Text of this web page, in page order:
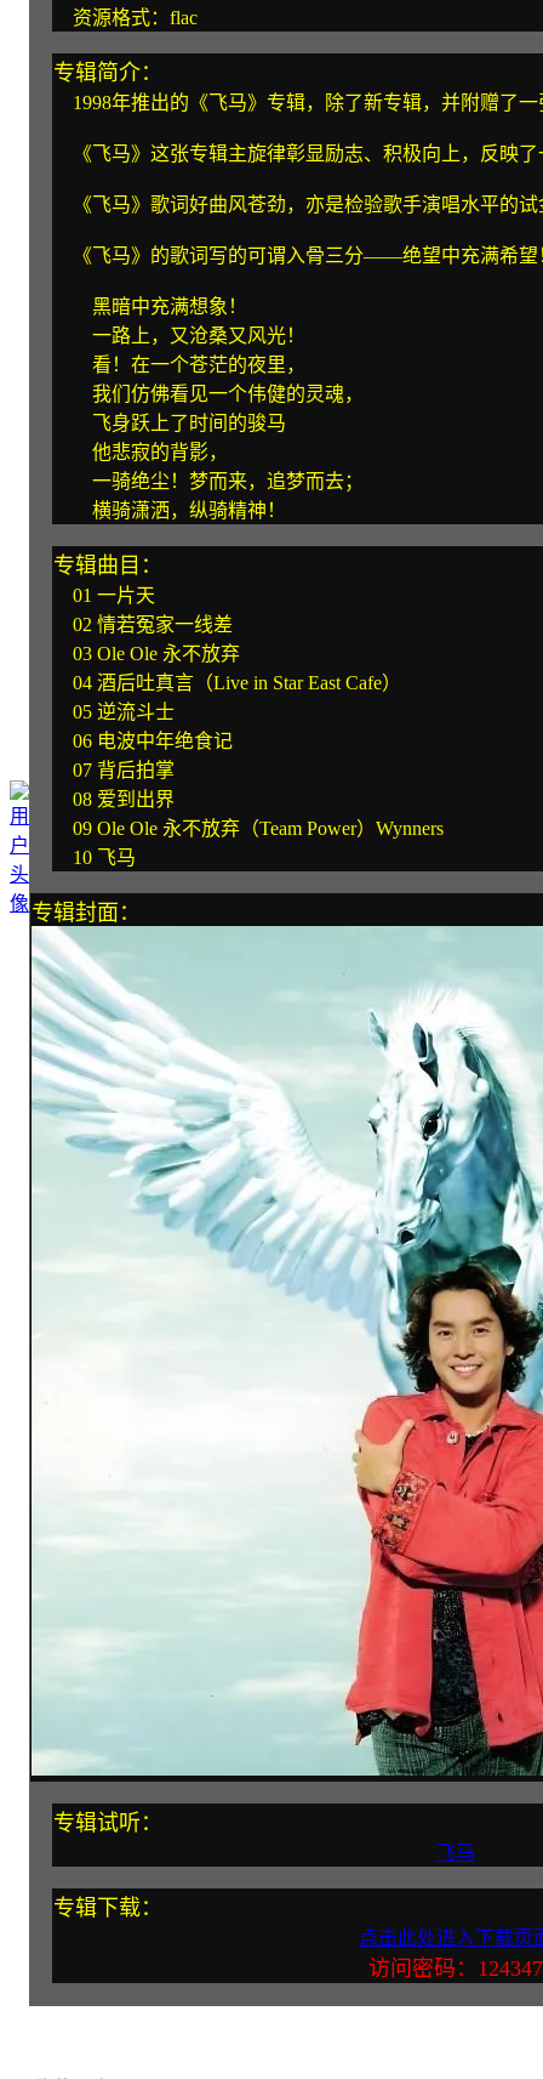
资源格式：flac
专辑简介：
1998年推出的《飞马》专辑，除了新专辑，并附赠了一
《飞马》这张专辑主旋律彰显励志、积极向上，反映
《飞马》歌词好曲风苍劲，亦是检验歌手演唱水平的试
《飞马》的歌词写的可谓入骨三分——绝望中充满希望
黑暗中充满想象！
一路上，又沧桑又风光！
看！在一个苍茫的夜里，
我们仿佛看见一个伟健的灵魂，
飞身跃上了时间的骏马
他悲寂的背影，
一骑绝尘！梦而来，追梦而去；
横骑潇洒，纵骑精神！
专辑曲目：
01 一片天
02 情若冤家一线差
03 Ole Ole 永不放弃
04 酒后吐真言（Live in Star East Cafe）
05 逆流斗士
06 电波中年绝食记
07 背后拍掌
08 爱到出界
09 Ole Ole 永不放弃（Team Power）Wynners
10 飞马
专辑封面：
专辑试听：
飞马
专辑下载：
点击此处进入下载页
访问密码：124347